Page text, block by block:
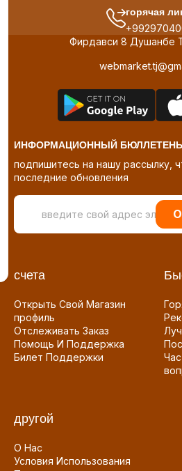
горячая
Фирдавси 8 Душанбе
ИНФОРМАЦИОННЫЙ БЮЛЛЕТЕНЬ
подпишитесь на нашу рассылку,
последние обновления
счета
Открыть Свой Магазин
профиль
Отслеживать Заказ
Помощь И Поддержка
Билет Поддержки
другой
О Нас
Условия Использования